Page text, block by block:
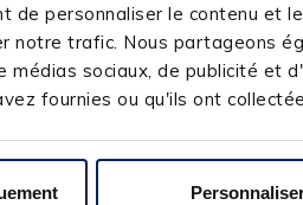
de personnaliser le contenu et
notre trafic. Nous partageons
sociaux, de publicité et
fournies ou qu'ils ont
0
0
0
Utile(0) Signaler